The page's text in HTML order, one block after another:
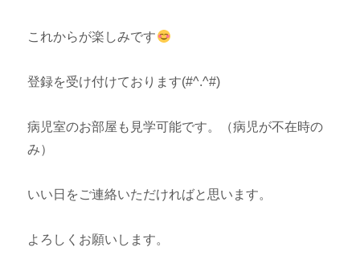
これからが楽しみです
登録を受け付けております(#^.^#)
病児室のお部屋も見学可能です。（病児が不在時の
み）
いい日をご連絡いただければと思います。
よろしくお願いします。